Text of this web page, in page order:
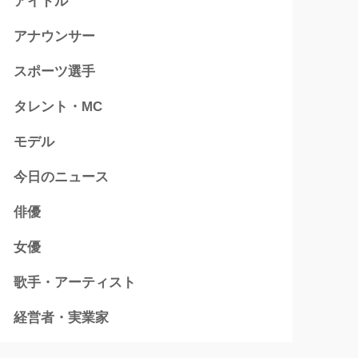
アナウンサー
スポーツ選手
タレント・MC
モデル
今日のニュース
俳優
女優
歌手・アーティスト
経営者・実業家